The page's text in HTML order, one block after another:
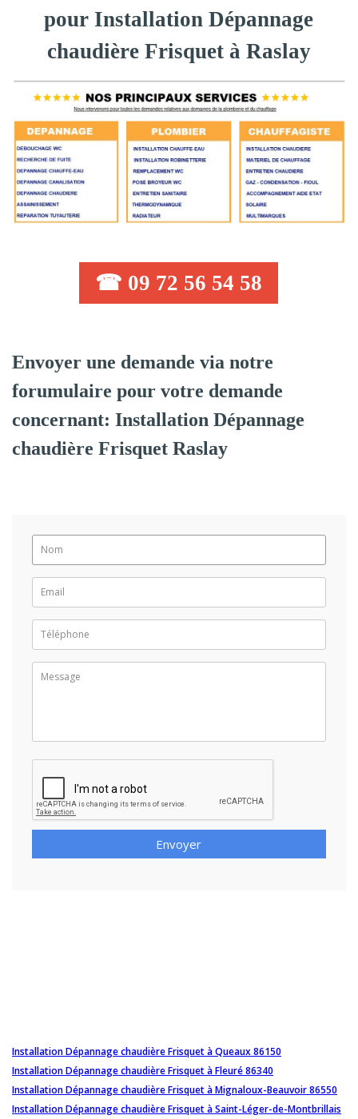
pour Installation Dépannage
chaudière Frisquet à Raslay
☎ 09 72 56 54 58
Envoyer une demande via notre
forumulaire pour votre demande
concernant: Installation Dépannage
chaudière Frisquet Raslay
Envoyer
Installation Dépannage chaudière Frisquet à Queaux 86150
Installation Dépannage chaudière Frisquet à Fleuré 86340
Installation Dépannage chaudière Frisquet à Mignaloux-Beauvoir 86550
Installation Dépannage chaudière Frisquet à Saint-Léger-de-Montbrillais